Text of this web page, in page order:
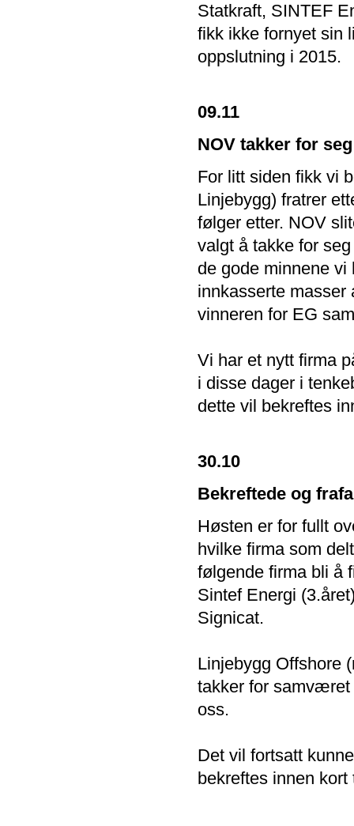
Statkraft, SINTEF
fikk ikke fornyet sin
oppslutning i 2015.
09.11
NOV takker for
For litt siden fikk vi
Linjebygg) fratrer
følger etter. NOV
valgt å takke for
de gode minnene
innkasserte masser
vinneren for EG
Vi har et nytt firma
i disse dager i
dette vil bekreftes
30.10
Bekreftede og
Høsten er for fullt
hvilke firma som
følgende firma bli å
Sintef Energi
Signicat.
Linjebygg Offshore
takker for samværet
oss.
Det vil fortsatt
bekreftes innen